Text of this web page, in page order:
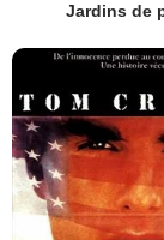
Jardins de